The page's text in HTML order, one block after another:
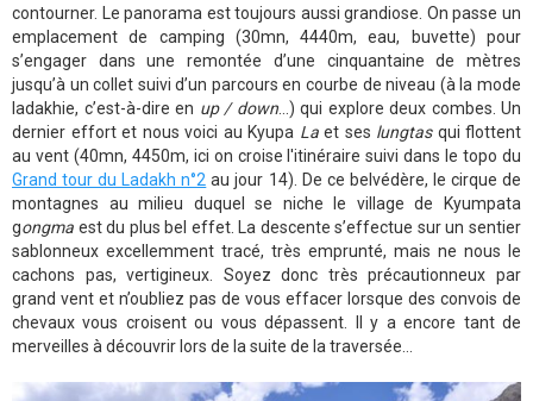
contourner. Le panorama est toujours aussi grandiose. On passe un
emplacement de camping (30mn, 4440m, eau, buvette) pour
s’engager dans une remontée d’une cinquantaine de mètres
jusqu’à un collet suivi d’un parcours en courbe de niveau (à la mode
ladakhie, c’est-à-dire en up / down…) qui explore deux combes. Un
dernier effort et nous voici au Kyupa La et ses lungtas qui flottent
au vent (40mn, 4450m, ici on croise l'itinéraire suivi dans le topo du
Grand tour du Ladakh n°2 au jour 14). De ce belvédère, le cirque de
montagnes au milieu duquel se niche le village de Kyumpata
gongma est du plus bel effet. La descente s’effectue sur un sentier
sablonneux excellemment tracé, très emprunté, mais ne nous le
cachons pas, vertigineux. Soyez donc très précautionneux par
grand vent et n’oubliez pas de vous effacer lorsque des convois de
chevaux vous croisent ou vous dépassent. Il y a encore tant de
merveilles à découvrir lors de la suite de la traversée…